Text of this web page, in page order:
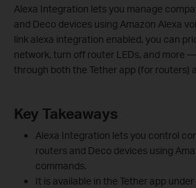
Alexa Integration lets you manage
and Deco devices using Amazon Alexa
link alexa integration enabled, you can
network, turn off router LEDs, and more
through both the Tether app (for routers)
Key Takeaways
Alexa Integration lets you control
routers and Deco devices using
commands.
It is available in the Tether app